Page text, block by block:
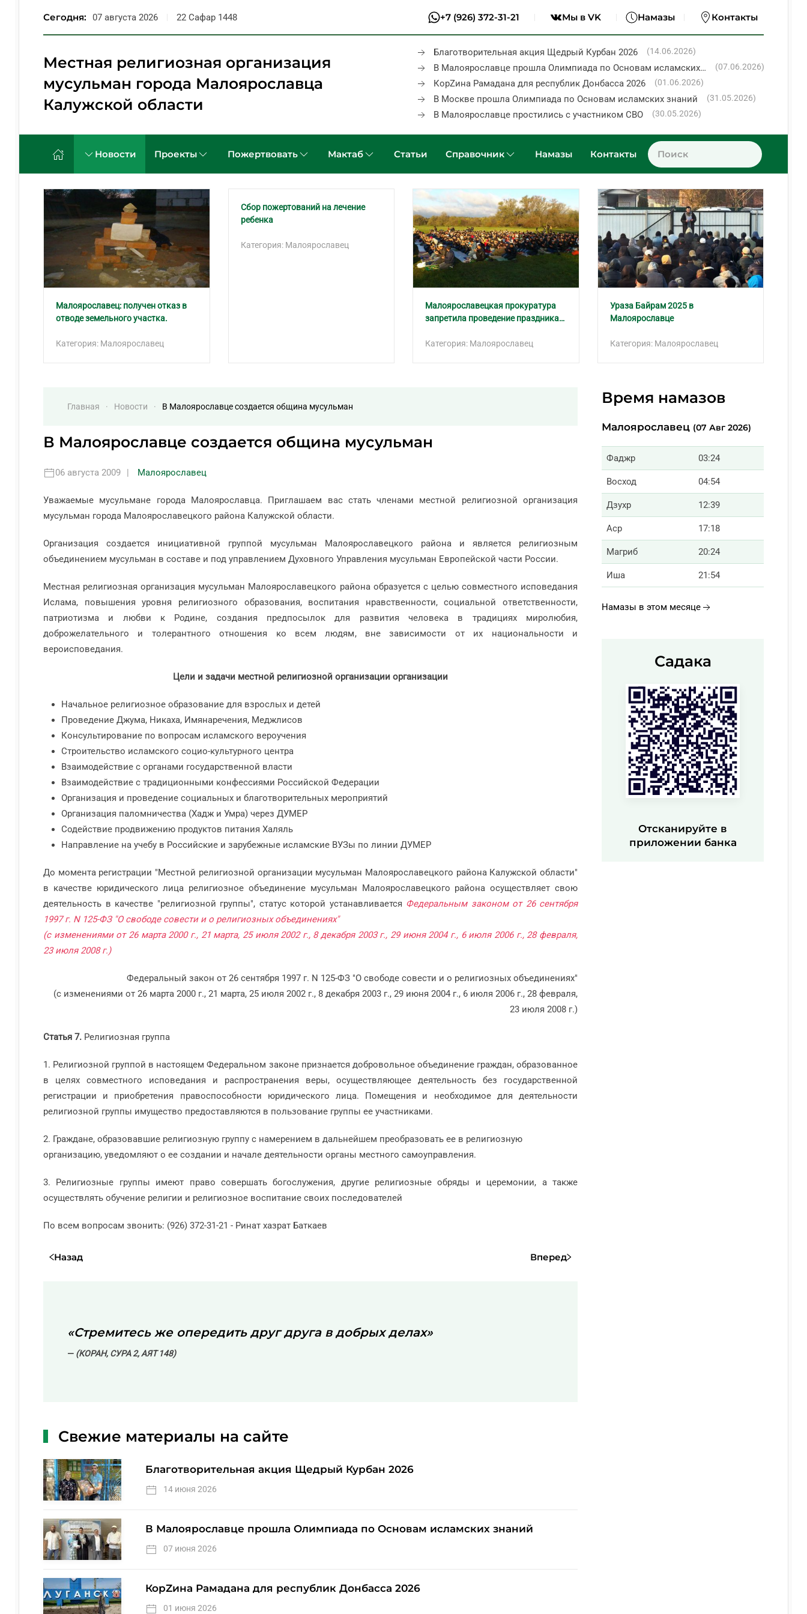
Перейти к содержимому
Сегодня: 07 августа 2026 22 Сафар 1448 +7 (926) 372-31-21 Мы в VK Намазы Контакты
Местная религиозная организация
мусульман города Малоярославца
Калужской области
Благотворительная акция Щедрый Курбан 2026 (14.06.2026)
В Малоярославце прошла Олимпиада по Основам исламских… (07.06.2026)
КорZина Рамадана для республик Донбасса 2026 (01.06.2026)
В Москве прошла Олимпиада по Основам исламских знаний (31.05.2026)
В Малоярославце простились с участником СВО (30.05.2026)
Новости Проекты Пожертвовать Мактаб Статьи Справочник Намазы Контакты
Малоярославец: получен отказ в
отводе земельного участка.
Категория: Малоярославец
Сбор пожертований на лечение
ребенка
Категория: Малоярославец
Малоярославецкая прокуратура
запретила проведение праздника…
Категория: Малоярославец
Ураза Байрам 2025 в
Малоярославце
Категория: Малоярославец
Главная Новости В Малоярославце создается община мусульман
В Малоярославце создается община мусульман
06 августа 2009 | Малоярославец
Уважаемые мусульмане города Малоярославца. Приглашаем вас стать членами местной религиозной организация
мусульман города Малоярославецкого района Калужской области.
Организация создается инициативной группой мусульман Малоярославецкого района и является религиозным
объединением мусульман в составе и под управлением Духовного Управления мусульман Европейской части России.
Местная религиозная организация мусульман Малоярославецкого района образуется с целью совместного исповедания
Ислама, повышения уровня религиозного образования, воспитания нравственности, социальной ответственности,
патриотизма и любви к Родине, создания предпосылок для развития человека в традициях миролюбия,
доброжелательного и толерантного отношения ко всем людям, вне зависимости от их национальности и
вероисповедания.
Цели и задачи местной религиозной организации организации
Начальное религиозное образование для взрослых и детей
Проведение Джума, Никаха, Имянаречения, Меджлисов
Консультирование по вопросам исламского вероучения
Строительство исламского социо-культурного центра
Взаимодействие с органами государственной власти
Взаимодействие с традиционными конфессиями Российской Федерации
Организация и проведение социальных и благотворительных мероприятий
Организация паломничества (Хадж и Умра) через ДУМЕР
Содействие продвижению продуктов питания Халяль
Направление на учебу в Российские и зарубежные исламские ВУЗы по линии ДУМЕР
До момента регистрации "Местной религиозной организации мусульман Малоярославецкого района Калужской области"
в качестве юридического лица религиозное объединение мусульман Малоярославецкого района осуществляет свою
деятельность в качестве "религиозной группы", статус которой устанавливается Федеральным законом от 26 сентября
1997 г. N 125-ФЗ "О свободе совести и о религиозных объединениях"
(с изменениями от 26 марта 2000 г., 21 марта, 25 июля 2002 г., 8 декабря 2003 г., 29 июня 2004 г., 6 июля 2006 г., 28 февраля,
23 июля 2008 г.)
Федеральный закон от 26 сентября 1997 г. N 125-ФЗ "О свободе совести и о религиозных объединениях"
(с изменениями от 26 марта 2000 г., 21 марта, 25 июля 2002 г., 8 декабря 2003 г., 29 июня 2004 г., 6 июля 2006 г., 28 февраля,
23 июля 2008 г.)
Статья 7. Религиозная группа
1. Религиозной группой в настоящем Федеральном законе признается добровольное объединение граждан, образованное
в целях совместного исповедания и распространения веры, осуществляющее деятельность без государственной
регистрации и приобретения правоспособности юридического лица. Помещения и необходимое для деятельности
религиозной группы имущество предоставляются в пользование группы ее участниками.
2. Граждане, образовавшие религиозную группу с намерением в дальнейшем преобразовать ее в религиозную
организацию, уведомляют о ее создании и начале деятельности органы местного самоуправления.
3. Религиозные группы имеют право совершать богослужения, другие религиозные обряды и церемонии, а также
осуществлять обучение религии и религиозное воспитание своих последователей
По всем вопросам звонить: (926) 372-31-21 - Ринат хазрат Баткаев
Назад Вперед
«Стремитесь же опередить друг друга в добрых делах»
(КОРАН, СУРА 2, АЯТ 148)
Время намазов
Малоярославец (07 Авг 2026)
Фаджр 03:24
Восход 04:54
Дзухр 12:39
Аср 17:18
Магриб 20:24
Иша 21:54
Намазы в этом месяце
Садака
Отсканируйте в
приложении банка
Свежие материалы на сайте
Благотворительная акция Щедрый Курбан 2026
14 июня 2026
В Малоярославце прошла Олимпиада по Основам исламских знаний
07 июня 2026
КорZина Рамадана для республик Донбасса 2026
01 июня 2026